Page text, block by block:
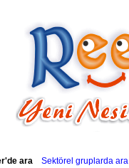
ara Sektörel gruplarda ara